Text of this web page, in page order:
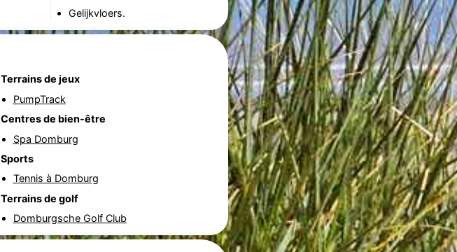
Gelijkvloers.
Terrains de jeux
PumpTrack
Centres de bien-être
Spa Domburg
Sports
Tennis à Domburg
Terrains de golf
Domburgsche Golf Club